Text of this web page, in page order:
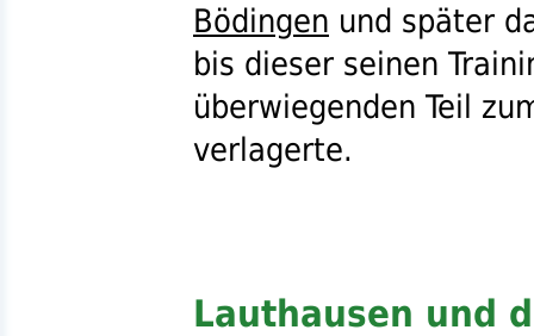
Bödingen und später
bis dieser seinen
überwiegenden Teil
verlagerte.
Lauthausen und